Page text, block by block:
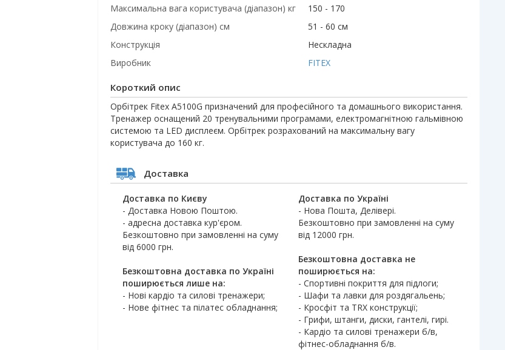
Максимальна вага користувача (діапазон) кг
150 - 170
Довжина кроку (діапазон) см
51 - 60 см
Конструкція
Нескладна
Виробник
FITEX
Короткий опис
Орбітрек Fitex A5100G призначений для професійного та домашнього використання.
Тренажер оснащений 20 тренувальними програмами, електромагнітною гальмівною
системою та LED дисплеєм. Орбітрек розрахований на максимальну вагу
користувача до 160 кг.
Доставка
Доставка по Києву
- Доставка Новою Поштою.
- адресна доставка кур'єром.
Безкоштовно при замовленні на суму
від 6000 грн.
Безкоштовна доставка по Україні
поширюється лише на:
- Нові кардіо та силові тренажери;
- Нове фітнес та пілатес обладнання;
Доставка по Україні
- Нова Пошта, Делівері.
Безкоштовно при замовленні на суму
від 12000 грн.
Безкоштовна доставка не
поширюється на:
- Спортивні покриття для підлоги;
- Шафи та лавки для роздягальень;
- Кросфіт та TRX конструкції;
- Грифи, штанги, диски, гантелі, гирі.
- Кардіо та силові тренажери б/в,
фітнес-обладнання б/в.